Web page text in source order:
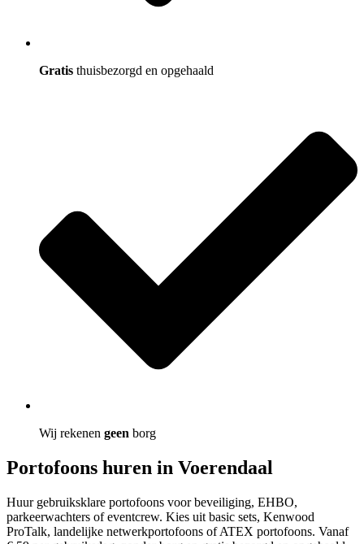
Gratis thuisbezorgd en opgehaald
Wij rekenen geen borg
Portofoons huren in Voerendaal
Huur gebruiksklare portofoons voor beveiliging, EHBO,
parkeerwachters of eventcrew. Kies uit basic sets, Kenwood
ProTalk, landelijke netwerkportofoons of ATEX portofoons. Vanaf